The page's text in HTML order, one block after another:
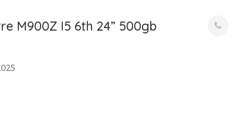
M900Z I5 6th 24” 500gb